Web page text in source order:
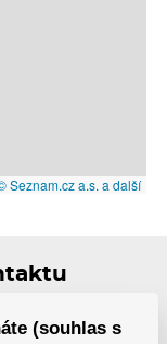
Seznam.cz a.s. a další
(souhlas s